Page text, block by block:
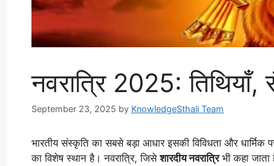
नवरात्रि 2025:
September 23, 2025 by KnowledgeSthali Team
भारतीय संस्कृति का सबसे बड़ा आधार इसकी विविधता और धार्मिक
का विशेष स्थान है। नवरात्रि, जिसेशारदीय नवरात्रिभी कहा जाता